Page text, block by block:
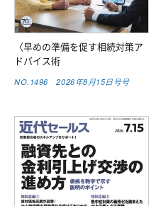
〈早めの準備を促す相続対策ア
ドバイス術
NO.1496 2026年8月15日号号